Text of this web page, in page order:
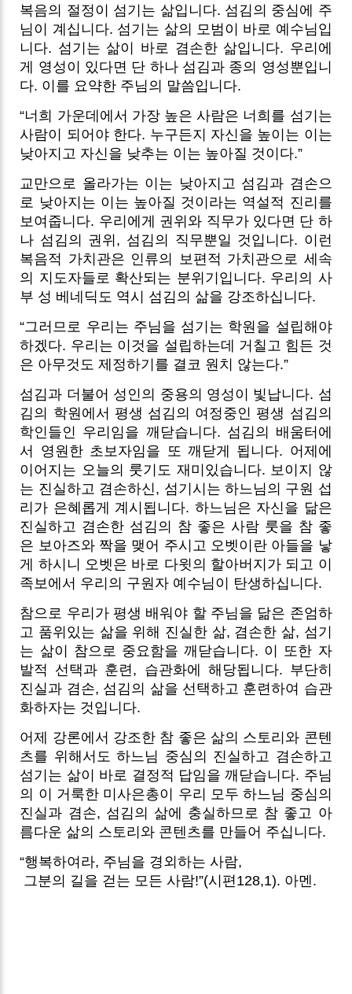
복음의 절정이 섬기는 삶입니다. 섬김의 중심에 주
님이 계십니다. 섬기는 삶의 모범이 바로 예수님입
니다. 섬기는 삶이 바로 겸손한 삶입니다. 우리에
게 영성이 있다면 단 하나 섬김과 종의 영성뿐입니
다. 이를 요약한 주님의 말씀입니다.
“너희 가운데에서 가장 높은 사람은 너희를 섬기는
사람이 되어야 한다. 누구든지 자신을 높이는 이는
낮아지고 자신을 낮추는 이는 높아질 것이다.”
교만으로 올라가는 이는 낮아지고 섬김과 겸손으
로 낮아지는 이는 높아질 것이라는 역설적 진리를
보여줍니다. 우리에게 권위와 직무가 있다면 단 하
나 섬김의 권위, 섬김의 직무뿐일 것입니다. 이런
복음적 가치관은 인류의 보편적 가치관으로 세속
의 지도자들로 확산되는 분위기입니다. 우리의 사
부 성 베네딕도 역시 섬김의 삶을 강조하십니다.
“그러므로 우리는 주님을 섬기는 학원을 설립해야
하겠다. 우리는 이것을 설립하는데 거칠고 힘든 것
은 아무것도 제정하기를 결코 원치 않는다.”
섬김과 더불어 성인의 중용의 영성이 빛납니다. 섬
김의 학원에서 평생 섬김의 여정중인 평생 섬김의
학인들인 우리임을 깨닫습니다. 섬김의 배움터에
서 영원한 초보자임을 또 깨닫게 됩니다. 어제에
이어지는 오늘의 룻기도 재미있습니다. 보이지 않
는 진실하고 겸손하신, 섬기시는 하느님의 구원 섭
리가 은혜롭게 계시됩니다. 하느님은 자신을 닮은
진실하고 겸손한 섬김의 참 좋은 사람 룻을 참 좋
은 보아즈와 짝을 맺어 주시고 오벳이란 아들을 낳
게 하시니 오벳은 바로 다윗의 할아버지가 되고 이
족보에서 우리의 구원자 예수님이 탄생하십니다.
참으로 우리가 평생 배워야 할 주님을 닮은 존엄하
고 품위있는 삶을 위해 진실한 삶, 겸손한 삶, 섬기
는 삶이 참으로 중요함을 깨닫습니다. 이 또한 자
발적 선택과 훈련, 습관화에 해당됩니다. 부단히
진실과 겸손, 섬김의 삶을 선택하고 훈련하여 습관
화하자는 것입니다.
어제 강론에서 강조한 참 좋은 삶의 스토리와 콘텐
츠를 위해서도 하느님 중심의 진실하고 겸손하고
섬기는 삶이 바로 결정적 답임을 깨닫습니다. 주님
의 이 거룩한 미사은총이 우리 모두 하느님 중심의
진실과 겸손, 섬김의 삶에 충실하므로 참 좋고 아
름다운 삶의 스토리와 콘텐츠를 만들어 주십니다.
“행복하여라, 주님을 경외하는 사람,
그분의 길을 걷는 모든 사람!”(시편128,1). 아멘.